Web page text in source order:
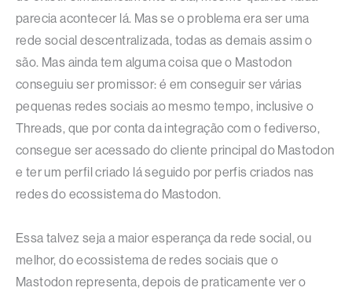
parecia acontecer lá. Mas se o problema era ser uma
rede social descentralizada, todas as demais assim o
são. Mas ainda tem alguma coisa que o Mastodon
conseguiu ser promissor: é em conseguir ser várias
pequenas redes sociais ao mesmo tempo, inclusive o
Threads, que por conta da integração com o fediverso,
consegue ser acessado do cliente principal do Mastodon
e ter um perfil criado lá seguido por perfis criados nas
redes do ecossistema do Mastodon.
Essa talvez seja a maior esperança da rede social, ou
melhor, do ecossistema de redes sociais que o
Mastodon representa, depois de praticamente ver o